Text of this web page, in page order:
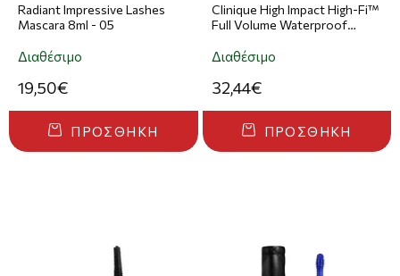
Radiant Impressive Lashes
Mascara 8ml - 05
Διαθέσιμο
19,50€
ΠΡΟΣΘΉΚΗ
Clinique High Impact High-Fi™
Full Volume Waterproof
10ml - 01 Black
Διαθέσιμο
32,44€
ΠΡΟΣΘΉΚΗ